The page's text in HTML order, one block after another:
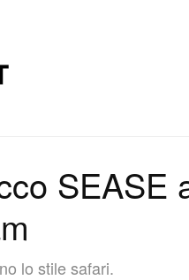
SEASE
lo stile safari.